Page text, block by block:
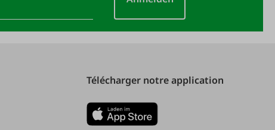
Télécharger notre application